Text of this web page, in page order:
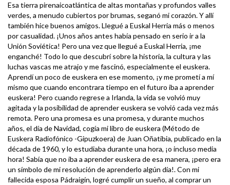
Esa tierra pirenaicoatlántica de altas montañas y profundos valles
verdes, a menudo cubiertos por brumas, seganó mi corazón. Y allí
también hice buenos amigos. Llegué a Euskal Herria más o menos
por casualidad. ¡Unos años antes había pensado en serio ir a la
Unión Soviética! Pero una vez que llegué a Euskal Herria, ¡me
enganché! Todo lo que descubrí sobre la historia, la cultura y las
luchas vascas me atrajo y me fascinó, especialmente el euskera.
Aprendí un poco de euskera en ese momento, ¡y me prometí a mí
mismo que cuando encontrara tiempo en el futuro iba a aprender
euskera! Pero cuando regrese a Irlanda, la vida se volvió muy
agitada y la posibilidad de aprender euskera se volvió cada vez más
remota. Pero una promesa es una promesa, y durante muchos
años, el día de Navidad, cogía mi libro de euskera (Método de
Euskera Radiofónico -Gipuzkoera) de Juan Oñatibia, publicado en la
década de 1960, y lo estudiaba durante una hora, ¡o incluso media
hora! Sabía que no iba a aprender euskera de esa manera, ¡pero era
un símbolo de mi resolución de aprenderlo algún día!. Con mi
fallecida esposa Pádraigín, logré cumplir un sueño, al comprar un